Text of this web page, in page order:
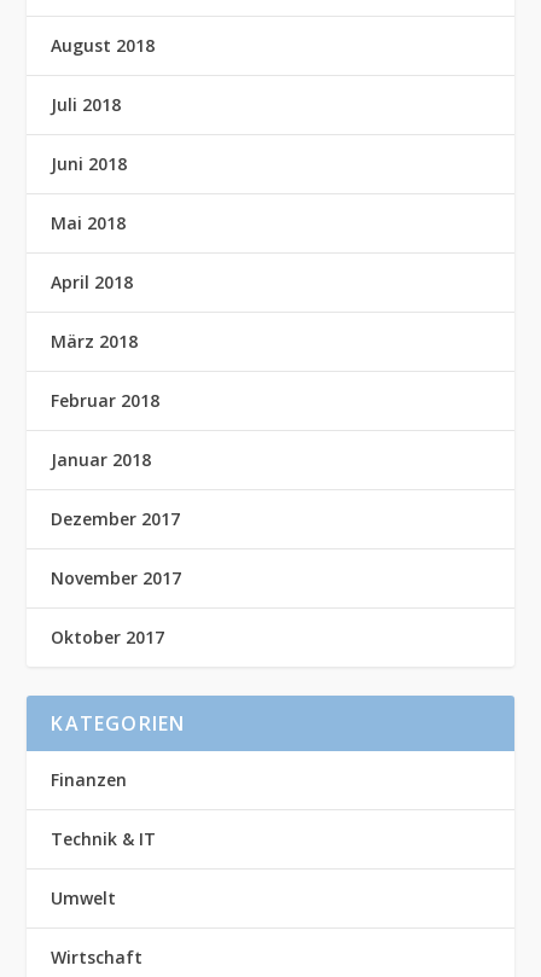
August 2018
Juli 2018
Juni 2018
Mai 2018
April 2018
März 2018
Februar 2018
Januar 2018
Dezember 2017
November 2017
Oktober 2017
KATEGORIEN
Finanzen
Technik & IT
Umwelt
Wirtschaft